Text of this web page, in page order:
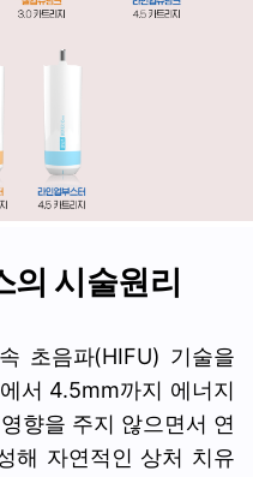
의 시술원리
초음파(HIFU) 기술을
서 4.5mm까지 에너지
향을 주지 않으면서 연
해 자연적인 상처 치유